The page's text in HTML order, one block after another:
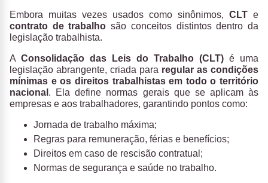
Embora muitas vezes usados como sinônimos, CLT e
contrato de trabalho são conceitos distintos dentro da
legislação trabalhista.
A Consolidação das Leis do Trabalho (CLT) é uma
legislação abrangente, criada para regular as condições
mínimas e os direitos trabalhistas em todo o território
nacional . Ela define normas gerais que se aplicam às
empresas e aos trabalhadores, garantindo pontos como:
Jornada de trabalho máxima;
Regras para remuneração, férias e benefícios;
Direitos em caso de rescisão contratual;
Normas de segurança e saúde no trabalho.